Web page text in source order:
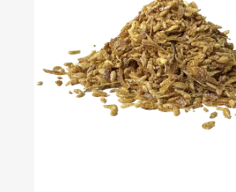
¡PRODUCTO NO DISPONIBLE!